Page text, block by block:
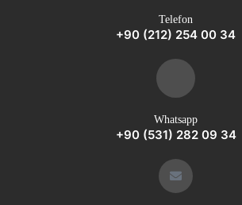
Telefon
+90 (212) 254 00 34
Whatsapp
+90 (531) 282 09 34